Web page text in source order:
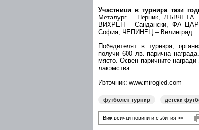
Участници в турнира тази
Металург – Перник,
ВИХРЕН – Сандански, ФА
София, ЧЕПИНЕЦ – Велинград
Победителят в турнира,
получи 600 лв. парична
място. Освен паричните
лакомства.
Източник: www.mirogled.com
футболен турнир детски
Виж всички новини и събития >>